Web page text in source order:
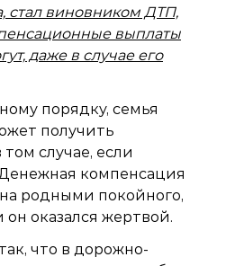
стал виновником ДТП,
выплаты
даже в случае его
порядку, семья
получить
случае, если
компенсация
родными покойного,
он оказался жертвой.
что в дорожно-